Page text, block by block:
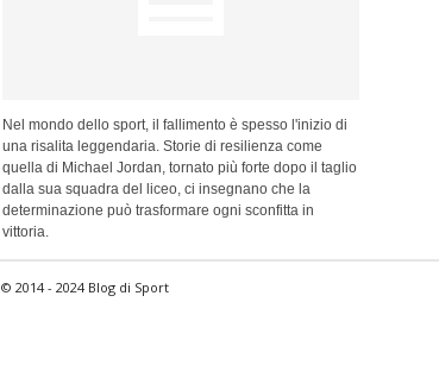
Nel mondo dello sport, il fallimento è spesso l'inizio di
una risalita leggendaria. Storie di resilienza come
quella di Michael Jordan, tornato più forte dopo il taglio
dalla sua squadra del liceo, ci insegnano che la
determinazione può trasformare ogni sconfitta in
vittoria.
© 2014 - 2024 Blog di Sport